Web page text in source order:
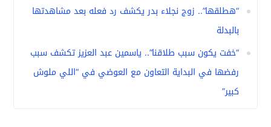
“هطلقها”.. زوج نجلاء بدر يكشف رد فعله بعد مشاهدتها
بالبدلة
“خفت يكون سبب طلاقنا”.. ياسمين عبد العزيز تكشف سبب
رفضها في البداية التعاون مع العوضي في “اللي ملوش
كبير”